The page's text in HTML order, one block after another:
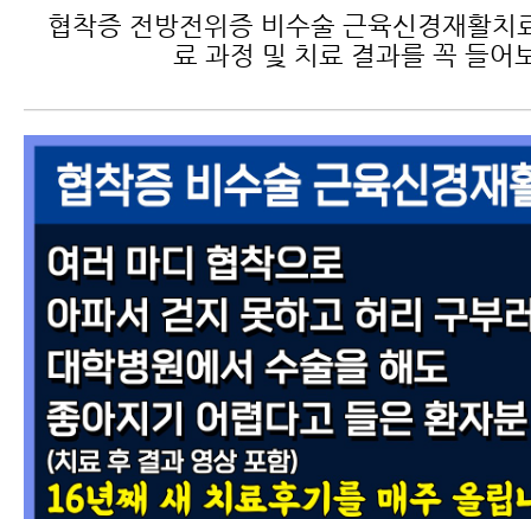
협착증 전방전위증 비수술 근육신경재활치
료 과정 및 치료 결과를 꼭 들어